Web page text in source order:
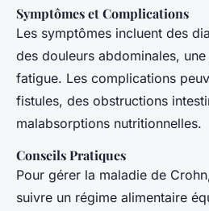
Symptômes et Complications
Les symptômes incluent des
des douleurs abdominales,
fatigue. Les complications
fistules, des obstructions
malabsorptions nutritionnelles.
Conseils Pratiques
Pour gérer la maladie de
suivre un régime alimentaire